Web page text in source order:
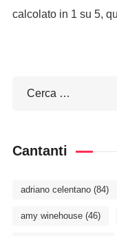
calcolato in 1 su 5,
Cantanti
adriano celentano(84)
amy winehouse(46)